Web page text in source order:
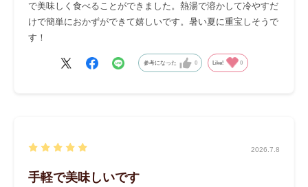
で美味しく食べることができました。熱湯で溶かして冷やすだ
けで簡単におかずができて嬉しいです。暑い夏に重宝しそうで
す！
参考になった 0 Like! 0
2026.7.8
手軽で美味しいです